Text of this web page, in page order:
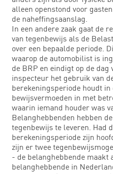
alleen openstond voor
de naheffingsaanslag.
In een andere zaak gaat de
van tegenbewijs als de
over een bepaalde periode.
waarop de automobilist is
de BRP en eindigt op de dag
inspecteur het gebruik van
berekeningsperiode houdt in
bewijsvermoeden in met
waarin iemand houder was
Belanghebbenden hebben
tegenbewijs te leveren. Had
berekeningsperiode zijn
zijn er twee
- de belanghebbende maakt
belanghebbende in